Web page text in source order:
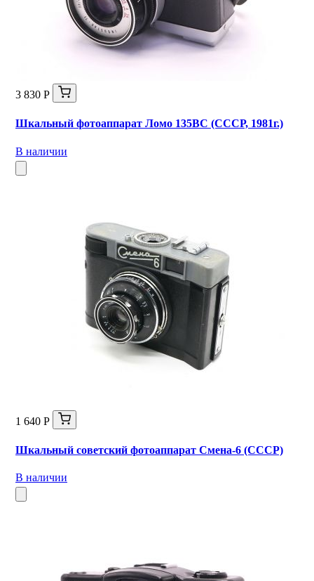
3 830 Р
Шкальный фотоаппарат Ломо 135ВС (СССР, 1981г.)
В наличии
1 640 Р
Шкальный советский фотоаппарат Смена-6 (СССР)
В наличии